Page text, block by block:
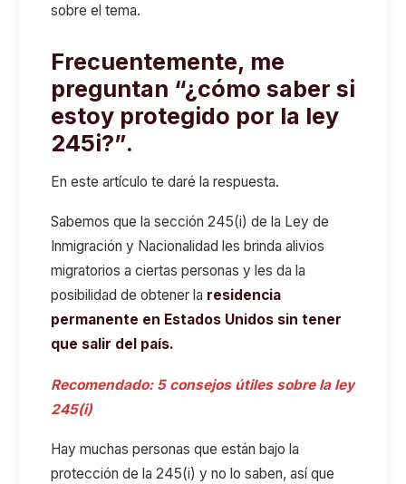
sobre el tema.
Frecuentemente, me
preguntan “¿cómo saber si
estoy protegido por la ley
245i?”.
En este artículo te daré la respuesta.
Sabemos que la sección 245(i) de la Ley de
Inmigración y Nacionalidad les brinda alivios
migratorios a ciertas personas y les da la
posibilidad de obtener la residencia
permanente en Estados Unidos sin tener
que salir del país.
Recomendado: 5 consejos útiles sobre la ley
245(i)
Hay muchas personas que están bajo la
protección de la 245(i) y no lo saben, así que